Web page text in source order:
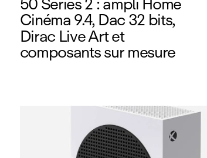
Cinéma 9.4, Dac 32 bits,
Dirac Live Art et
composants sur mesure